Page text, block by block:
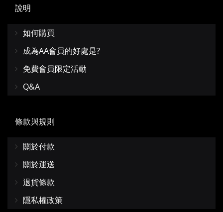
說明
如何購買
成為AA會員的好處是?
免費會員限定活動
Q&A
條款與規則
關於付款
關於運送
退貨條款
隱私權政策